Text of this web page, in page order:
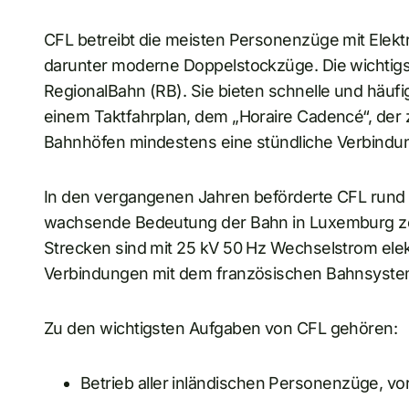
CFL betreibt die meisten Personenzüge mit
darunter moderne Doppelstockzüge. Die
RegionalBahn (RB). Sie bieten schnelle und
einem Taktfahrplan, dem „Horaire Cadencé“,
Bahnhöfen mindestens eine stündliche
In den vergangenen Jahren beförderte CFL
wachsende Bedeutung der Bahn in Luxemburg
Strecken sind mit 25 kV 50 Hz Wechselstrom
Verbindungen mit dem französischen
Zu den wichtigsten Aufgaben von CFL gehören:
Betrieb aller inländischen Personenzüge,